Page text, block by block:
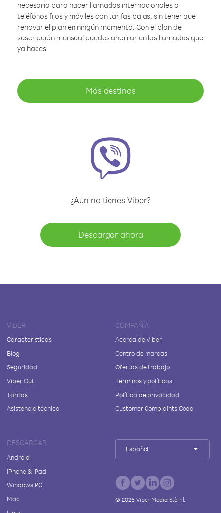
necesaria para hacer llamadas internacionales a
teléfonos fijos y móviles con tarifas bajas, sin tener que
renovar el plan en ningún momento. Con el plan de
suscripción mensual puedes ahorrar en las llamadas que
ya haces
Más destinos
¿Aún no tienes Viber?
Descargar ahora
VIBER
Características
Blog
Seguridad
Viber Out
Tarifas
Asistencia técnica
COMPAÑÍA
Acerca de Viber
Centro de marcas
Ofertas de trabajo
Términos y políticas
Política de privacidad
Customer Complaints Code
DESCARGAR
Android
iPhone & iPad
Windows PC
Mac
Español
© 2026Viber Media S.à r.l.